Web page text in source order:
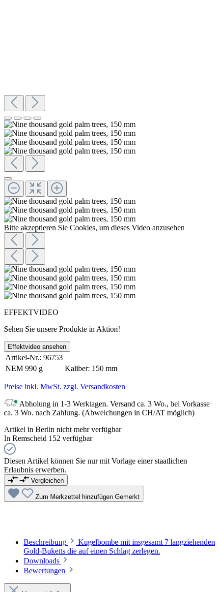
Bitte akzeptieren Sie Cookies, um dieses Video anzusehen
EFFEKTVIDEO
Sehen Sie unsere Produkte in Aktion!
Effektvideo ansehen
Artikel-Nr.: 96753
NEM 990 g Kaliber: 150 mm
Preise inkl. MwSt. zzgl. Versandkosten
Abholung in 1-3 Werktagen. Versand ca. 3 Wo., bei Vorkasse
ca. 3 Wo. nach Zahlung. (Abweichungen in CH/AT möglich)
Artikel in Berlin nicht mehr verfügbar
In Remscheid 152 verfügbar
Diesen Artikel können Sie nur mit Vorlage einer staatlichen
Erlaubnis erwerben.
Vergleichen
Zum Merkzettel hinzufügen Gemerkt
Beschreibung
Kugelbombe mit insgesamt 7 langziehenden
Gold-Buketts die auf einen Schlag zerlegen.
Downloads
Bewertungen